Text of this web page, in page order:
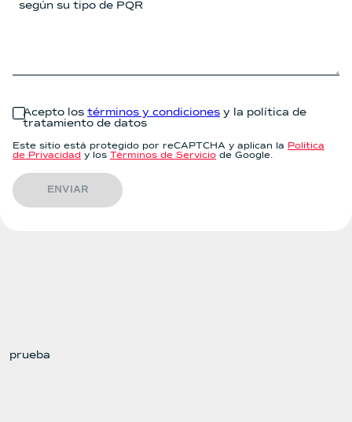
Acepto los términos y condiciones y la política de
tratamiento de datos
Este sitio está protegido por reCAPTCHA y aplican la Política
de Privacidad y los Términos de Servicio de Google.
ENVIAR
prueba